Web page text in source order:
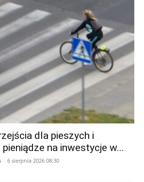
dla pieszych i
na inwestycje w...
- 6 sierpnia 2026 08:30